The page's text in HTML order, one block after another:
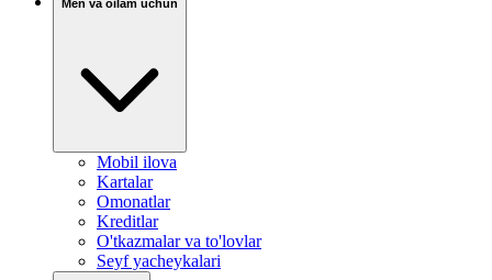
Men va oilam uchun
Mobil ilova
Kartalar
Omonatlar
Kreditlar
O'tkazmalar va to'lovlar
Seyf yacheykalari